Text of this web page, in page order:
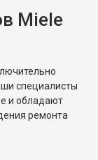
Miele
специалисты
и обладают
ремонта